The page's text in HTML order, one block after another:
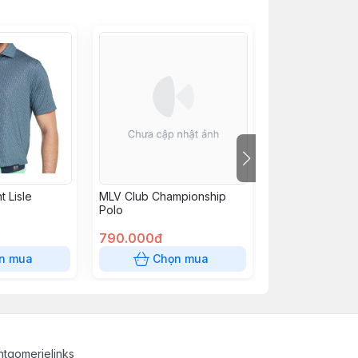
Lisle
mua
MLV Club Championship
Polo
790.000đ
Chọn mua